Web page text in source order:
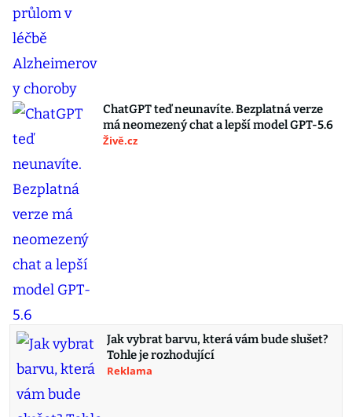
ChatGPT teď neunavíte. Bezplatná verze
má neomezený chat a lepší model GPT-5.6
Živě.cz
Jak vybrat barvu, která vám bude slušet?
Tohle je rozhodující
Reklama